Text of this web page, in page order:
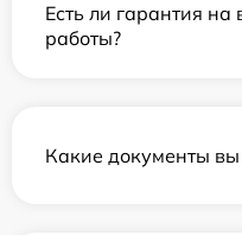
Есть ли гарантия
работы?
Какие документы вы